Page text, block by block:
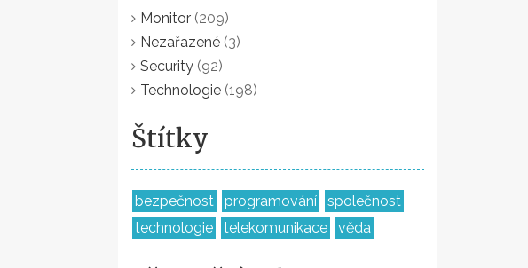
Monitor (209)
Nezařazené (3)
Security (92)
Technologie (198)
Štítky
bezpečnost programování
společnost
technologie
telekomunikace věda